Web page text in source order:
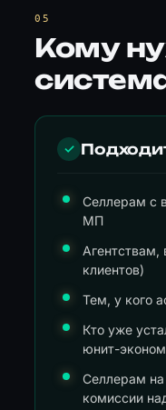
Кому
✓
Селлерам с
МП
Агентствам,
клиентов)
Тем, у кого
Кто уже
юнит-
Селлерам на
комиссии